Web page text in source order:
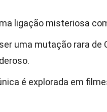
ligação misteriosa
uma mutação rara
é explorada em